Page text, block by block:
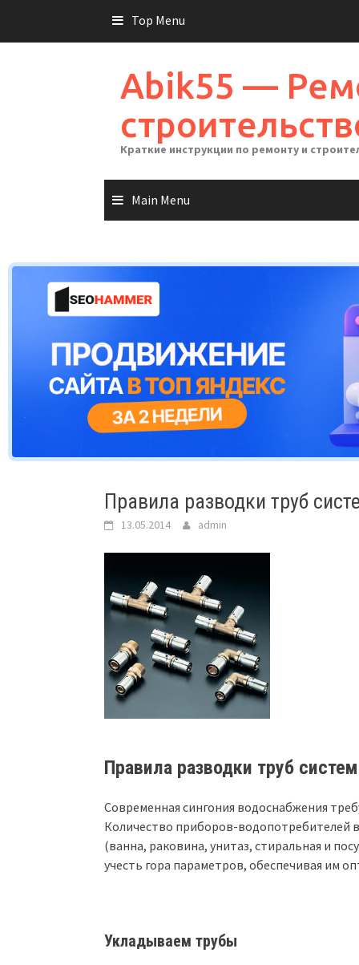
Top Menu
Abik55 —
Краткие инструкции по ремонту и
Main Menu
Правила разводки труб
13.05.2014 admin
Правила разводки труб
Современная сингония водоснабжения
Количество приборов-водопотребителей
(ванна, раковина, унитаз, стиральная и
учесть гора параметров, обеспечивая им
Укладываем трубы